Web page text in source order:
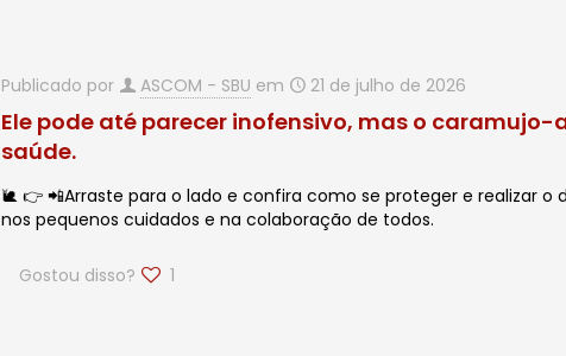
Publicado por ASCOM - SBU em 21 de julho de 2026
Ele pode até parecer inofensivo, mas o
saúde.
🐌 👉 📲Arraste para o lado e confira como se proteger e realizar o
nos pequenos cuidados e na colaboração de todos.
Gostou disso? 1